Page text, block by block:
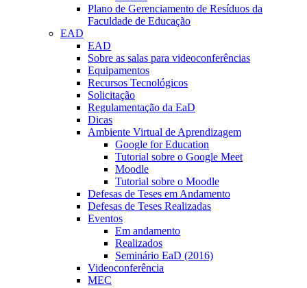
Plano de Gerenciamento de Resíduos da
Faculdade de Educação
EAD
EAD
Sobre as salas para videoconferências
Equipamentos
Recursos Tecnológicos
Solicitação
Regulamentação da EaD
Dicas
Ambiente Virtual de Aprendizagem
Google for Education
Tutorial sobre o Google Meet
Moodle
Tutorial sobre o Moodle
Defesas de Teses em Andamento
Defesas de Teses Realizadas
Eventos
Em andamento
Realizados
Seminário EaD (2016)
Videoconferência
MEC